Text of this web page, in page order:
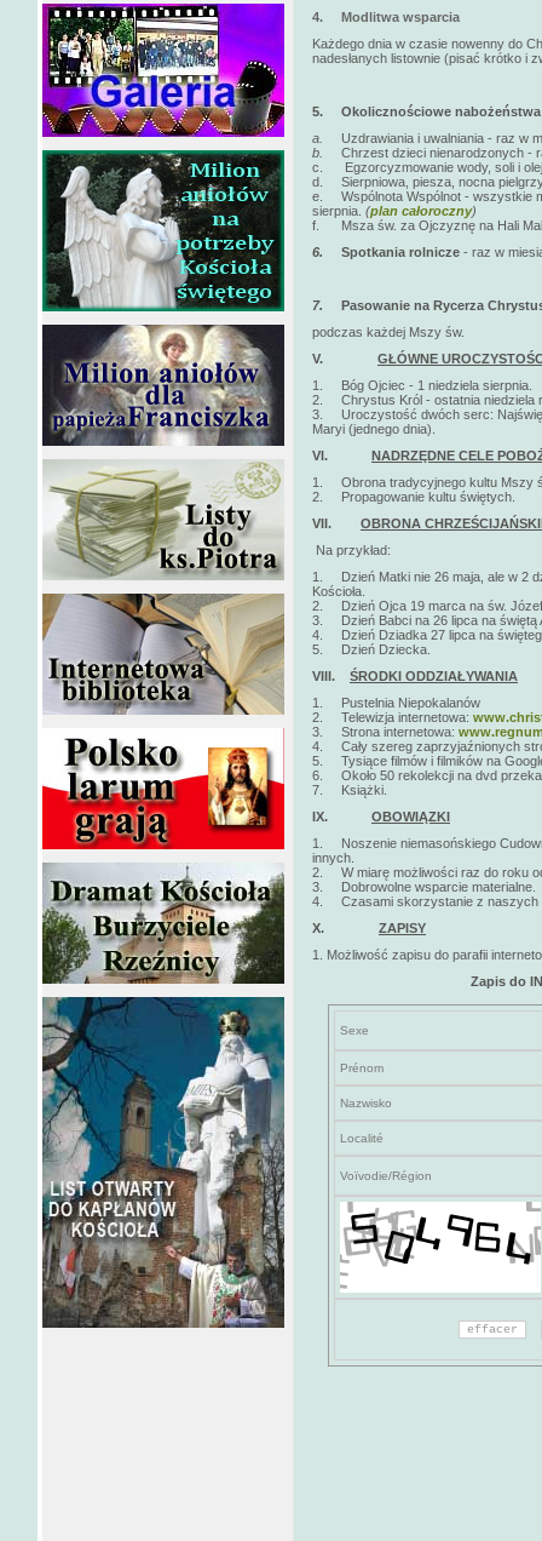
4.
Modlitwa wsparcia
Każdego dnia w czasie nowenny do
nadesłanych listownie (pisać krótko i
5. Okolicznościowe nabożeństwa
a. Uzdrawiania i uwalniania - raz w
b. Chrzest dzieci nienarodzonych -
c. Egzorcyzmowanie wody, soli i
d. Sierpniowa, piesza, nocna
e. Wspólnota Wspólnot - wszystkie
sierpnia. (plan całoroczny)
f. Msza św. za Ojczyznę na Hali
6. Spotkania rolnicze - raz w
7.
Pasowanie na Rycerza
podczas każdej Mszy św.
V. GŁÓWNE
1. Bóg Ojciec - 1 niedziela sierpnia.
2. Chrystus Król - ostatnia niedziela
3. Uroczystość dwóch serc:
Maryi (jednego dnia).
VI.
NADRZĘDNE CELE
1. Obrona tradycyjnego kultu Mszy
2. Propagowanie kultu świętych.
VII. OBRONA
Na przykład:
1. Dzień Matki nie 26 maja, ale w 2
Kościoła.
2. Dzień Ojca 19 marca na św.
3. Dzień Babci na 26 lipca na świętą
4. Dzień Dziadka 27 lipca na
5. Dzień Dziecka.
VIII. ŚRODKI ODDZIAŁYWANIA
1. Pustelnia Niepokalanów
2. Telewizja internetowa:
3. Strona internetowa:
4. Cały szereg zaprzyjaźnionych
5. Tysiące filmów i filmików na
6. Około 50 rekolekcji na dvd
7. Książki.
IX.
OBOWIĄZKI
1. Noszenie niemasońskiego
innych.
2. W miarę możliwości raz do roku
3. Dobrowolne wsparcie materialne.
4. Czasami skorzystanie z naszych
X. ZAPISY
1. Możliwość zapisu do parafii
Zapis do
Sexe
Prénom
Nazwisko
Localité
Voïvodie/Région